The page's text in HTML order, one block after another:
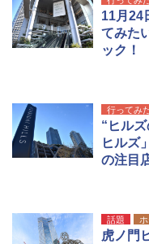
新し
解く
広げ
ーテ
簡単
ュ
X 2
収納
ソロ
ラソ
防水
き
ポイ
可能
ンパ
ア/
￥
11月24
てみた
ック！
行ってみ
“ヒル
ヒルズ
の注目
話題
虎ノ門